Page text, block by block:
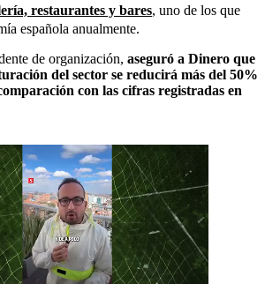
restaurantes y bares, uno de los que
española anualmente.
de organización, aseguró a Dinero que
del sector se reducirá más del 50%
con las cifras registradas en